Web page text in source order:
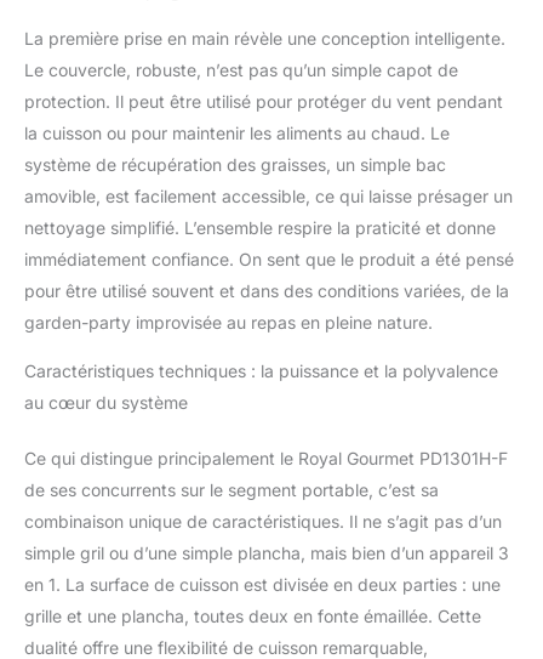
couvercle du brûleur
latéral a une double
fonction : il sert de
couvercle de protection
cuisson lorsqu'il n'est
pas utilisé et se
transforme en étagère
latérale pour placer les
assaisonnements.
maximale: 5 kg)
Réduisez les dégâts et
cuisson, que vous
utilisiez le côté gril ou le
bacs à graisse amovibles
de chaque côté qui
recueillent l'excès de
graisse et les résidus.
La première prise en main révèle une conception intelligente.
Le couvercle, robuste, n’est pas qu’un simple capot de
protection. Il peut être utilisé pour protéger du vent pendant
la cuisson ou pour maintenir les aliments au chaud. Le
système de récupération des graisses, un simple bac
amovible, est facilement accessible, ce qui laisse présager un
nettoyage simplifié. L’ensemble respire la praticité et donne
immédiatement confiance. On sent que le produit a été pensé
pour être utilisé souvent et dans des conditions variées, de la
garden-party improvisée au repas en pleine nature.
Caractéristiques techniques : la puissance et la polyvalence
au cœur du système
Ce qui distingue principalement le Royal Gourmet PD1301H-F
de ses concurrents sur le segment portable, c’est sa
combinaison unique de caractéristiques. Il ne s’agit pas d’un
simple gril ou d’une simple plancha, mais bien d’un appareil 3
en 1. La surface de cuisson est divisée en deux parties : une
grille et une plancha, toutes deux en fonte émaillée. Cette
dualité offre une flexibilité de cuisson remarquable,